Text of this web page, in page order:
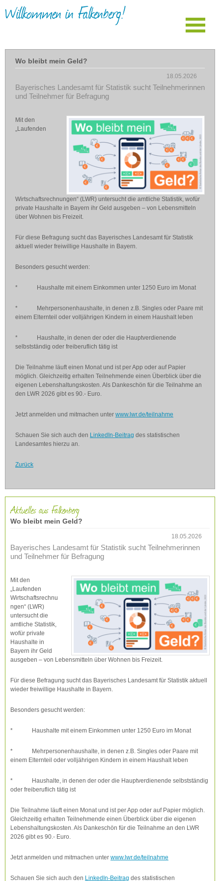
Willkommen in Falkenberg!
Wo bleibt mein Geld?
18.05.2026
Bayerisches Landesamt für Statistik sucht Teilnehmerinnen
und Teilnehmer für Befragung
Mit den
„Laufenden
Wirtschaftsrechnungen“ (LWR) untersucht die amtliche Statistik, wofür
private Haushalte in Bayern ihr Geld ausgeben – von Lebensmitteln
über Wohnen bis Freizeit.
Für diese Befragung sucht das Bayerisches Landesamt für Statistik
aktuell wieder freiwillige Haushalte in Bayern.
Besonders gesucht werden:
* Haushalte mit einem Einkommen unter 1250 Euro im Monat
* Mehrpersonenhaushalte, in denen z.B. Singles oder Paare mit
einem Elternteil oder volljährigen Kindern in einem Haushalt leben
* Haushalte, in denen der oder die Hauptverdienende
selbstständig oder freiberuflich tätig ist
Die Teilnahme läuft einen Monat und ist per App oder auf Papier
möglich. Gleichzeitig erhalten Teilnehmende einen Überblick über die
eigenen Lebenshaltungskosten. Als Dankeschön für die Teilnahme an
den LWR 2026 gibt es 90.- Euro.
Jetzt anmelden und mitmachen unter www.lwr.de/teilnahme
Schauen Sie sich auch den LinkedIn-Beitrag des statistischen
Landesamtes hierzu an.
Zurück
Aktuelles aus Falkenberg
Wo bleibt mein Geld?
18.05.2026
Bayerisches Landesamt für Statistik sucht Teilnehmerinnen
und Teilnehmer für Befragung
Mit den
„Laufenden
Wirtschaftsrechnu
ngen“ (LWR)
untersucht die
amtliche Statistik,
wofür private
Haushalte in
Bayern ihr Geld
ausgeben – von Lebensmitteln über Wohnen bis Freizeit.
Für diese Befragung sucht das Bayerisches Landesamt für Statistik aktuell
wieder freiwillige Haushalte in Bayern.
Besonders gesucht werden:
* Haushalte mit einem Einkommen unter 1250 Euro im Monat
* Mehrpersonenhaushalte, in denen z.B. Singles oder Paare mit
einem Elternteil oder volljährigen Kindern in einem Haushalt leben
* Haushalte, in denen der oder die Hauptverdienende selbstständig
oder freiberuflich tätig ist
Die Teilnahme läuft einen Monat und ist per App oder auf Papier möglich.
Gleichzeitig erhalten Teilnehmende einen Überblick über die eigenen
Lebenshaltungskosten. Als Dankeschön für die Teilnahme an den LWR
2026 gibt es 90.- Euro.
Jetzt anmelden und mitmachen unter www.lwr.de/teilnahme
Schauen Sie sich auch den LinkedIn-Beitrag des statistischen